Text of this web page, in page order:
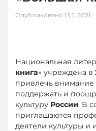
Опубликовано 13.11.2021
Национальная
книга» учреждена в
привлечь внимание
поддержать и
культуру России. В
приглашаются
деятели культуры и